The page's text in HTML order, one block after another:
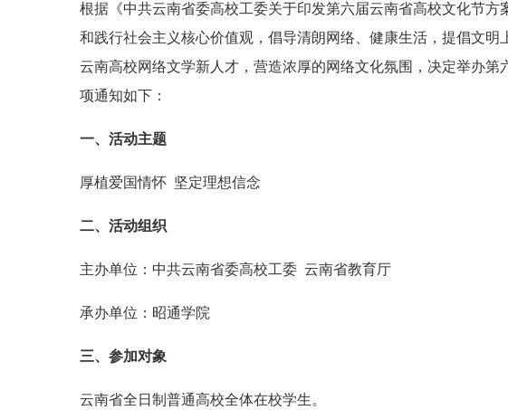
根据《中共云南省委高校工委关于印发第六届云南省高校文化节方
和践行社会主义核心价值观，倡导清朗网络、健康生活，提倡文
云南高校网络文学新人才，营造浓厚的网络文化氛围，决定举办
项通知如下：
一、活动主题
厚植爱国情怀 坚定理想信念
二、活动组织
主办单位：中共云南省委高校工委 云南省教育厅
承办单位：昭通学院
三、参加对象
云南省全日制普通高校全体在校学生。